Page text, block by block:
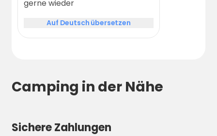
gerne wieder
Auf Deutsch übersetzen
Camping in der Nähe
Sichere Zahlungen